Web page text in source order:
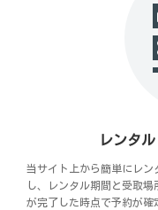
レンタ
当サイト上から簡単にレ
し、レンタル期間と受取
が完了した時点で予約が